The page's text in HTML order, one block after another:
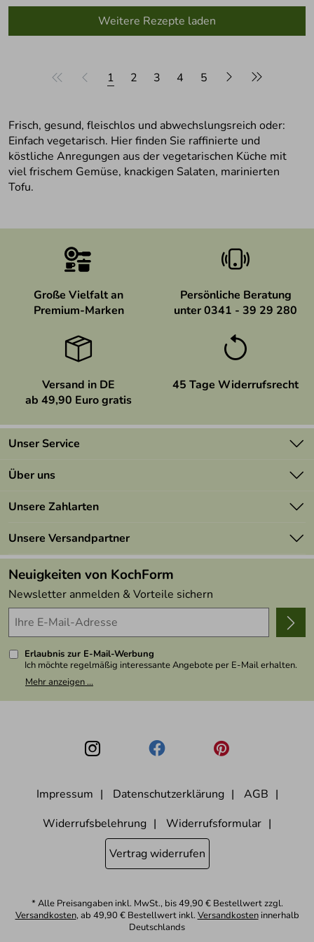
Weitere Rezepte laden
1 2 3 4 5
Frisch, gesund, fleischlos und abwechslungsreich oder:
Einfach vegetarisch. Hier finden Sie raffinierte und
köstliche Anregungen aus der vegetarischen Küche mit
viel frischem Gemüse, knackigen Salaten, marinierten
Tofu.
Große Vielfalt an
Premium-Marken
Persönliche Beratung
unter 0341 - 39 29 280
Versand in DE
ab 49,90 Euro gratis
45 Tage Widerrufsrecht
Unser Service
Kontakt
Mehrwertsteuerfrei
Retourenportal
FAQs
Lieferbedingungen
Delivery Terms
Kundenlogin
Über uns
Marken
Angebote
Made in Germany
Themen
Wir über uns
Presse
Unsere Zahlarten
Unsere Versandpartner
Neuigkeiten von KochForm
Newsletter anmelden & Vorteile sichern
Erlaubnis zur E-Mail-Werbung
Ich möchte regelmäßig interessante Angebote per E-Mail erhalten.
Meine E-Mail-Adresse wird nicht an andere Unternehmen
weitergegeben. Zu statistischen Zwecken wird in anonymer Form
den Link "Abmelden" am Ende des Newsletters anklicke oder die
Option Newsletter im Mitgliederbereich deaktiviere. Die
Datenschutzerklärung
habe ich zur Kenntnis genommen.
Mehr anzeigen ...
Impressum Datenschutzerklärung
AGB
Widerrufsbelehrung
Widerrufsformular
Vertrag widerrufen
* Alle Preisangaben inkl. MwSt., bis 49,90 € Bestellwert zzgl.
Versandkosten, ab 49,90 € Bestellwert inkl. Versandkosteninnerhalb
Deutschlands